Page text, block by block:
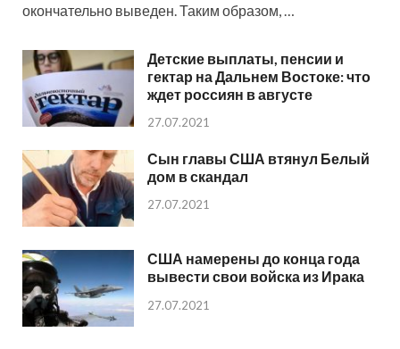
окончательно выведен. Таким образом, …
Детские выплаты, пенсии и
гектар на Дальнем Востоке: что
ждет россиян в августе
27.07.2021
Сын главы США втянул Белый
дом в скандал
27.07.2021
США намерены до конца года
вывести свои войска из Ирака
27.07.2021